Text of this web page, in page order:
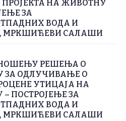
НА ЖИВОТНУ
ЗА
ВОДА И
МРКШИЋЕВИ САЛАШИ
РЕШЕЊА О
ЗА ОДЛУЧИВАЊЕ О
УТИЦАЈА НА
ПОСТРОЈЕЊЕ ЗА
ВОДА И
МРКШИЋЕВИ САЛАШИ